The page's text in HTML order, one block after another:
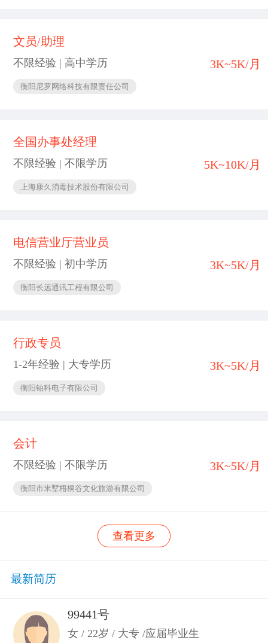
文员/助理
不限经验 | 高中学历
衡阳尼罗网络科技有限责任公司
3K~5K/月
全国办事处经理
不限经验 | 不限学历
上海康久消毒技术股份有限公司
5K~10K/月
电信营业厅营业员
不限经验 | 初中学历
衡阳长远通讯工程有限公司
3K~5K/月
行政专员
1-2年经验 | 大专学历
衡阳铂科电子有限公司
3K~5K/月
会计
不限经验 | 不限学历
衡阳市米墅梧桐谷文化旅游有限公司
3K~5K/月
查看更多
最新简历
99441号
女 / 22岁 / 大专 /应届毕业生